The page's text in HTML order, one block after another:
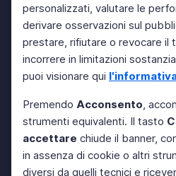
personalizzati, valutare le
derivare osservazioni sul
prestare, rifiutare o revocare il
incorrere in limitazioni
puoi visionare qui
Premendo Acconsento,
strumenti equivalenti. Il tasto
accettare chiude il banner,
in assenza di cookie o altri
diversi da quelli tecnici e